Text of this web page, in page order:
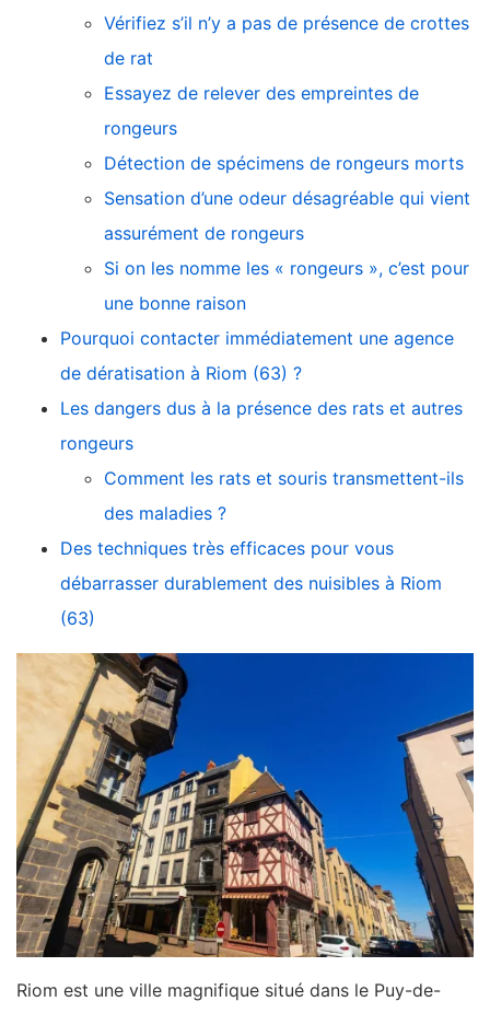
Vérifiez s’il n’y a pas de présence de crottes
de rat
Essayez de relever des empreintes de
rongeurs
Détection de spécimens de rongeurs morts
Sensation d’une odeur désagréable qui vient
assurément de rongeurs
Si on les nomme les « rongeurs », c’est pour
une bonne raison
Pourquoi contacter immédiatement une agence
de dératisation à Riom (63) ?
Les dangers dus à la présence des rats et autres
rongeurs
Comment les rats et souris transmettent-ils
des maladies ?
Des techniques très efficaces pour vous
débarrasser durablement des nuisibles à Riom
(63)
Riom est une ville magnifique situé dans le Puy-de-